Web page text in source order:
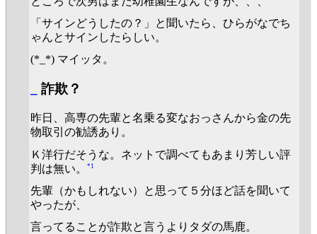
「サインどうしたの？」と聞いたら、ひらがなでち
ゃんとサインしたらしい。
(*_*) マイッタ。
詐欺？
昨日、高専の先輩と名乗る変なおっさんから金の先
物取引の勧誘あり。
Ｋ洋行だそうな。ネットで調べてもあまり芳しい評
判は無い。
*1
先輩（かもしれない）と思って５分ほど話を聞いて
やったが、
言ってることが詐欺と言うよりタダの馬鹿。